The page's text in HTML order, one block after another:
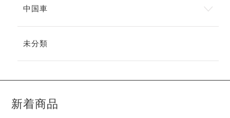
中国車
未分類
新着商品